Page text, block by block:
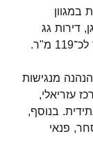
חדשות במגוון
דירות גן, דירות גג
מנגישות
עזריאלי,
בנוסף,
פנאי